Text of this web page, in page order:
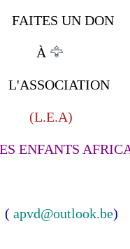
UN DON
🦅
ENFANTS
apvd@outlook.be)